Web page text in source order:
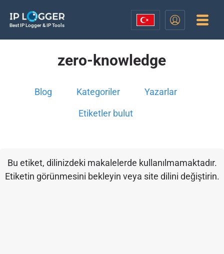
Best IP Logger & IP Tools
zero-knowledge
Blog Kategoriler Yazarlar
Etiketler bulut